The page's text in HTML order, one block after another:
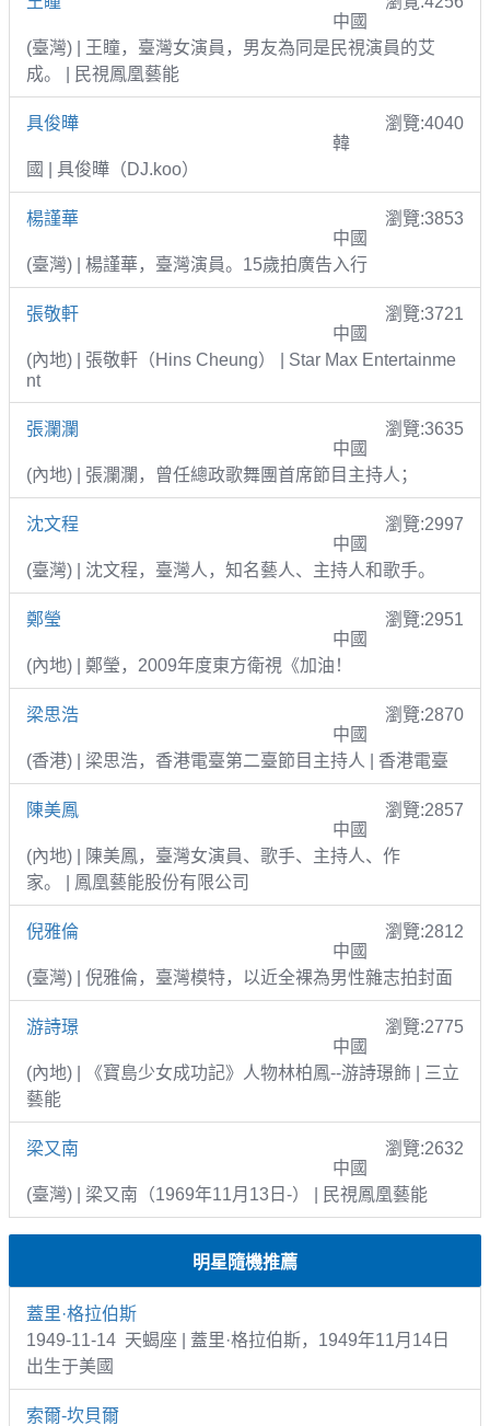
中國
(臺灣) | 王瞳，臺灣女演員，男友為同是民視演員的艾
成。 | 民視鳳凰藝能
具俊曄
瀏覽:4040
韓
國 | 具俊曄（DJ.koo）
楊謹華
瀏覽:3853
中國
(臺灣) | 楊謹華，臺灣演員。15歲拍廣告入行
張敬軒
瀏覽:3721
中國
(內地) | 張敬軒（Hins Cheung） | Star Max Entertainme
nt
張瀾瀾
瀏覽:3635
中國
(內地) | 張瀾瀾，曾任總政歌舞團首席節目主持人；
沈文程
瀏覽:2997
中國
(臺灣) | 沈文程，臺灣人，知名藝人、主持人和歌手。
鄭瑩
瀏覽:2951
中國
(內地) | 鄭瑩，2009年度東方衛視《加油！
梁思浩
瀏覽:2870
中國
(香港) | 梁思浩，香港電臺第二臺節目主持人 | 香港電臺
陳美鳳
瀏覽:2857
中國
(內地) | 陳美鳳，臺灣女演員、歌手、主持人、作
家。 | 鳳凰藝能股份有限公司
倪雅倫
瀏覽:2812
中國
(臺灣) | 倪雅倫，臺灣模特，以近全裸為男性雜志拍封面
游詩璟
瀏覽:2775
中國
(內地) | 《寶島少女成功記》人物林柏鳳--游詩璟飾 | 三立
藝能
梁又南
瀏覽:2632
中國
(臺灣) | 梁又南（1969年11月13日-） | 民視鳳凰藝能
明星隨機推薦
蓋里·格拉伯斯
1949-11-14 天蝎座 | 蓋里·格拉伯斯，1949年11月14日
出生于美國
索爾-坎貝爾